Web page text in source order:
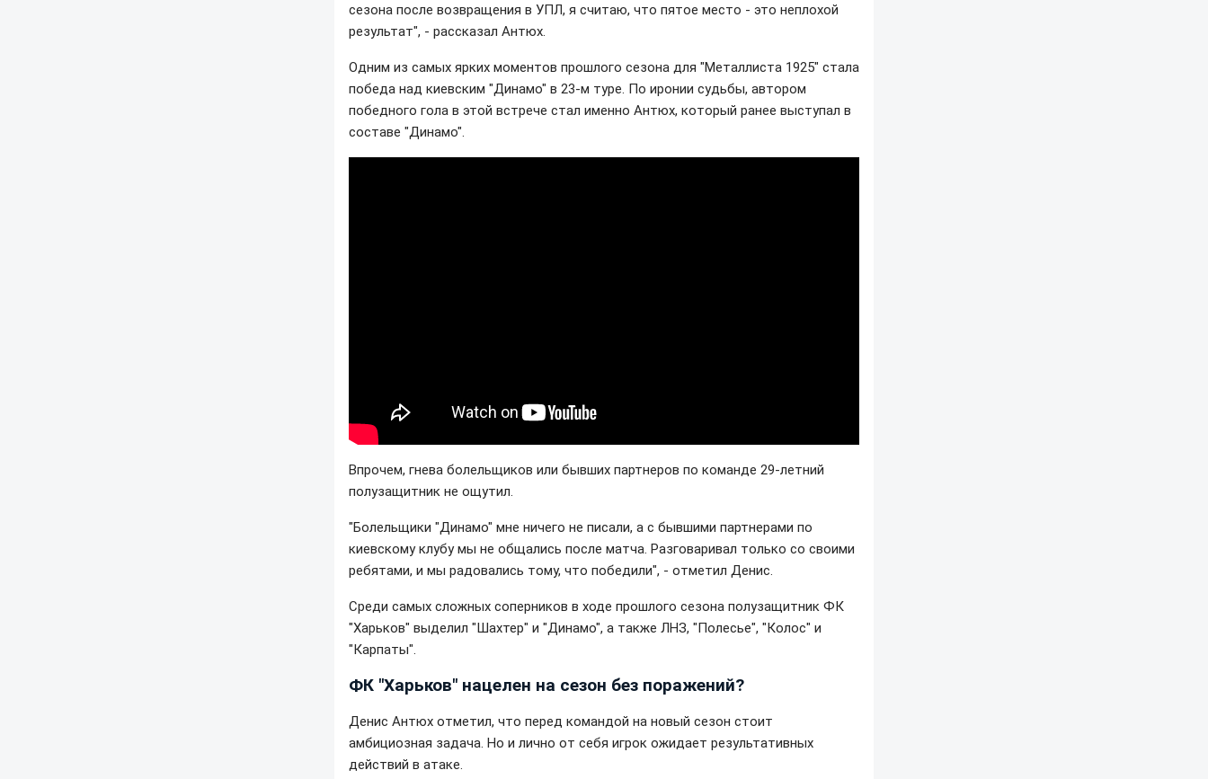
сезона после возвращения в УПЛ, я считаю, что пятое место - это неплохой
результат", - рассказал Антюх.
Одним из самых ярких моментов прошлого сезона для "Металлиста 1925" стала
победа над киевским "Динамо" в 23-м туре. По иронии судьбы, автором
победного гола в этой встрече стал именно Антюх, который ранее выступал в
составе "Динамо".
Впрочем, гнева болельщиков или бывших партнеров по команде 29-летний
полузащитник не ощутил.
"Болельщики "Динамо" мне ничего не писали, а с бывшими партнерами по
киевскому клубу мы не общались после матча. Разговаривал только со своими
ребятами, и мы радовались тому, что победили", - отметил Денис.
Среди самых сложных соперников в ходе прошлого сезона полузащитник ФК
"Харьков" выделил "Шахтер" и "Динамо", а также ЛНЗ, "Полесье", "Колос" и
"Карпаты".
ФК "Харьков" нацелен на сезон без поражений?
Денис Антюх отметил, что перед командой на новый сезон стоит
амбициозная задача. Но и лично от себя игрок ожидает результативных
действий в атаке.